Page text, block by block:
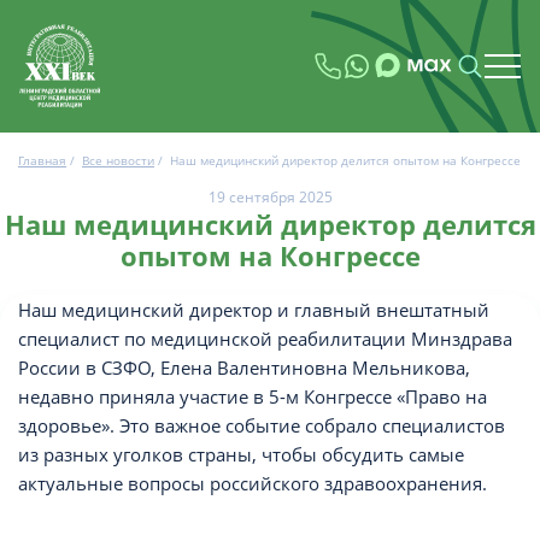
Главная / Все новости / Наш медицинский директор делится опытом на Конгрессе
19 сентября 2025
Наш медицинский директор делится
опытом на Конгрессе
Наш медицинский директор и главный внештатный
специалист по медицинской реабилитации Минздрава
России в СЗФО, Елена Валентиновна Мельникова,
недавно приняла участие в 5-м Конгрессе «Право на
здоровье». Это важное событие собрало специалистов
из разных уголков страны, чтобы обсудить самые
актуальные вопросы российского здравоохранения.